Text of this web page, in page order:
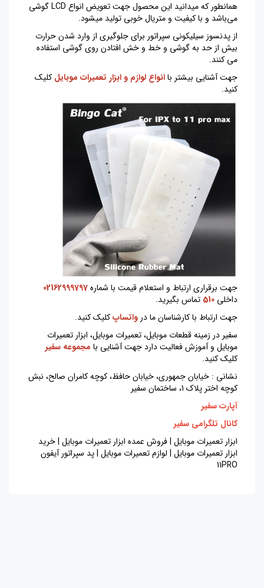
همانطور که میدانید این محصول جهت تعویض انواع LCD گوشی
می‌باشد و با کیفیت و متریال خوبی تولید میشود.
از پدنسوز سیلیکونی سپراتور برای جلوگیری از وارد شدن حرارت
بیش از حد به گوشی و خط و خش افتادن روی گوشی استفاده
می کنند.
جهت آشنایی بیشتر باانواع لوازم و ابزار تعمیرات موبایل کلیک
کنید.
جهت برقراری ارتباط و استعلام قیمت با شماره02162999797
داخلی 510 تماس بگیرید.
جهت ارتباط با کارشناسان ما در واتساپکلیک کنید.
سفیر در زمینه قطعات موبایل، تعمیرات موبایل، ابزار تعمیرات
موبایل و آموزش فعالیت دارد جهت آشنایی با مجموعه سفیر
کلیک کنید.
نشانی : خیابان جمهوری، خیابان حافظ، کوچه کامران صالح، نبش
کوچه اختر پلاک 1، ساختمان سفیر
آپارت سفیر
کانال تلگرامی سفیر
ابزار تعمیرات موبایل | فروش عمده ابزار تعمیرات موبایل | خرید
ابزار تعمیرات موبایل | لوازم تعمیرات موبایل | پد سپراتور آیفون
11PRO